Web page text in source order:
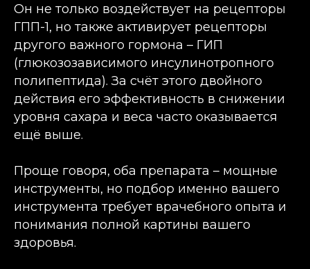
Он не только воздействует на рецепторы
ГПП-1, но также активирует рецепторы
другого важного гормона – ГИП
(глюкозозависимого инсулинотропного
полипептида). За счёт этого двойного
действия его эффективность в снижении
уровня сахара и веса часто оказывается
ещё выше.
Проще говоря, оба препарата – мощные
инструменты, но подбор именно вашего
инструмента требует врачебного опыта и
понимания полной картины вашего
здоровья.